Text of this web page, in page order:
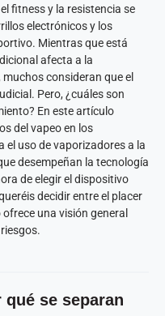
fitness y la resistencia se
electrónicos y los
Mientras que está
afecta a la
consideran que el
Pero, ¿cuáles son
En este artículo
del vapeo en los
uso de vaporizadores a la
desempeñan la tecnología
de elegir el dispositivo
decidir entre el placer
una visión general
se separan